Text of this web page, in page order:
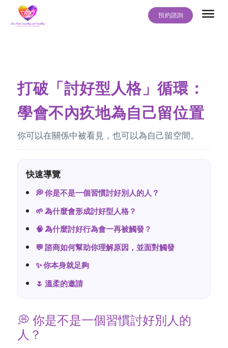
預約諮詢
打破「討好型人格」循環：
學會不內疚地為自己留位置
你可以在關係中被看見，也可以為自己留空間。
快速導覽
💭 你是不是一個習慣討好別人的人？
🌱 為什麼會形成討好型人格？
🧠 為什麼討好行為會一再被觸發？
💬 諮商如何幫助你理解原因，並面對觸發
✨ 你本身就足夠
🌷 溫柔的邀請
💭 你是不是一個習慣討好別人的
人？